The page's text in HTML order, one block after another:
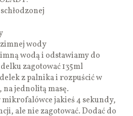
zimnej wody
wodą i odstawiamy do
zagotować 135ml
z palnika i rozpuścić w
na jednolitą masę.
jakieś 4 sekundy,
ale nie zagotować. Dodać do